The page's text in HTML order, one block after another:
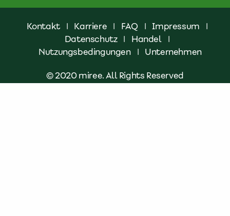
Kontakt | Karriere | FAQ | Impressum
|
Datenschutz | Handel
|
Nutzungsbedingungen
| Unternehmen
© 2020 miree. All Rights Reserved